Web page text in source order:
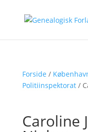
Forside /
Politiinspektorat/
Caroline